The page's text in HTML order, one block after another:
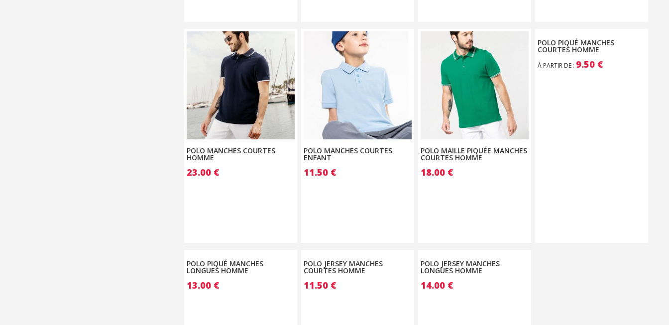
POLO MANCHES COURTES
HOMME
23.00 €
POLO MANCHES COURTES
ENFANT
11.50 €
POLO MAILLE PIQUÉE MANCHES
COURTES HOMME
18.00 €
POLO PIQUÉ MANCHES
COURTES HOMME
À PARTIR DE : 9.50 €
POLO PIQUÉ MANCHES
LONGUES HOMME
13.00 €
POLO JERSEY MANCHES
COURTES HOMME
11.50 €
POLO JERSEY MANCHES
LONGUES HOMME
14.00 €